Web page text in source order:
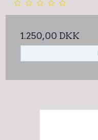
1.250,00 DKK